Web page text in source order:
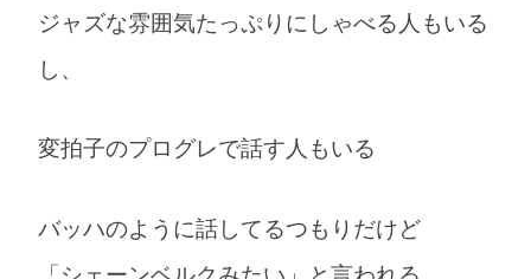
ジャズな雰囲気たっぷりにしゃべる人もいる
し、
変拍子のプログレで話す人もいる
バッハのように話してるつもりだけど